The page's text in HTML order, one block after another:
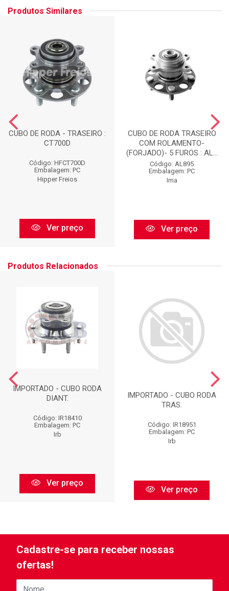
Produtos Similares
CUBO DE RODA - TRASEIRO :
CT700D
Código: HFCT700D
Embalagem: PC
Hipper Freios
Ver preço
CUBO DE RODA TRASEIRO
COM ROLAMENTO-
(FORJADO)- 5 FUROS : AL...
Código: AL895
Embalagem: PC
Ima
Ver preço
Produtos Relacionados
IMPORTADO - CUBO RODA
DIANT.
Código: IR18410
Embalagem: PC
Irb
Ver preço
IMPORTADO - CUBO RODA
TRAS.
Código: IR18951
Embalagem: PC
Irb
Ver preço
Cadastre-se para receber nossas
ofertas!